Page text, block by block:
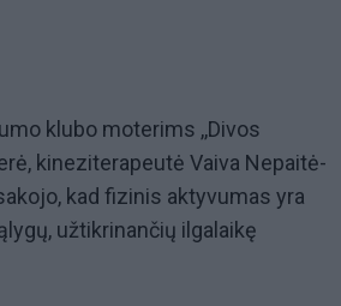
klubo moterims ,,Divos
kineziterapeutė Vaiva Nepaitė-
kad fizinis aktyvumas yra
užtikrinančių ilgalaikę